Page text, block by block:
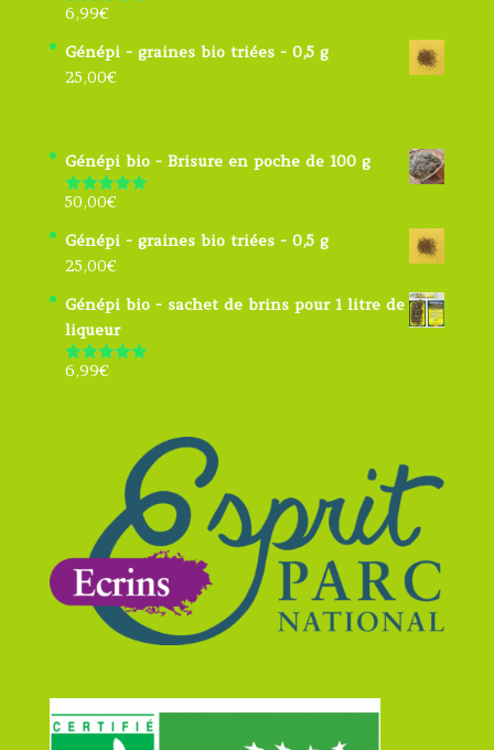
Note4.91
6,99€
Génépi - graines bio triées - 0,5 g
25,00€
Génépi bio - Brisure en poche de 100 g
Note5.00
50,00€
Génépi - graines bio triées - 0,5 g
25,00€
Génépi bio - sachet de brins pour 1 litre de
liqueur
Note4.91
6,99€